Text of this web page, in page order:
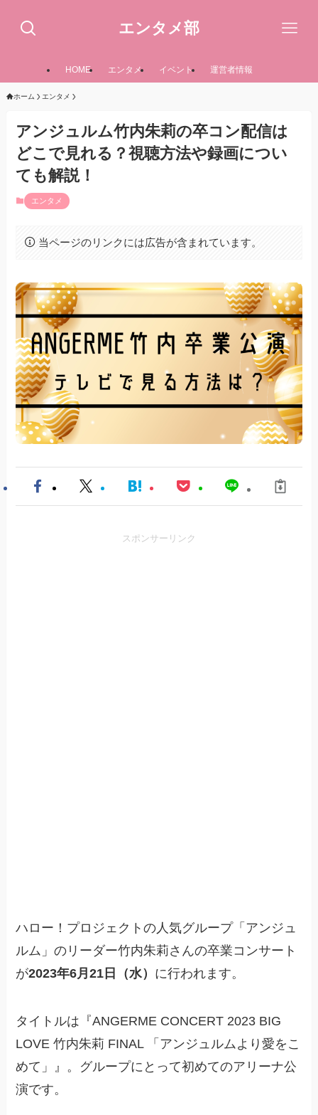
エンタメ部
HOME エンタメ イベント 運営者情報
ホーム エンタメ
アンジュルム竹内朱莉の卒コン配信は
どこで見れる？視聴方法や録画につい
ても解説！
エンタメ
当ページのリンクには広告が含まれています。
スポンサーリンク
ハロー！プロジェクトの人気グループ「アンジュ
ルム」のリーダー竹内朱莉さんの卒業コンサート
が2023年6月21日（水） に行われます。
タイトルは『ANGERME CONCERT 2023 BIG
LOVE 竹内朱莉 FINAL 「アンジュルムより愛をこ
めて」』。グループにとって初めてのアリーナ公
演です。